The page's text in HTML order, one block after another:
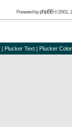
Powered byphpBB© 2001,
| Plucker Text | Plucker Color